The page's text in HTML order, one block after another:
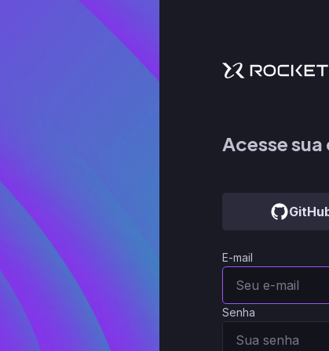
Acesse
E-mail
Senha